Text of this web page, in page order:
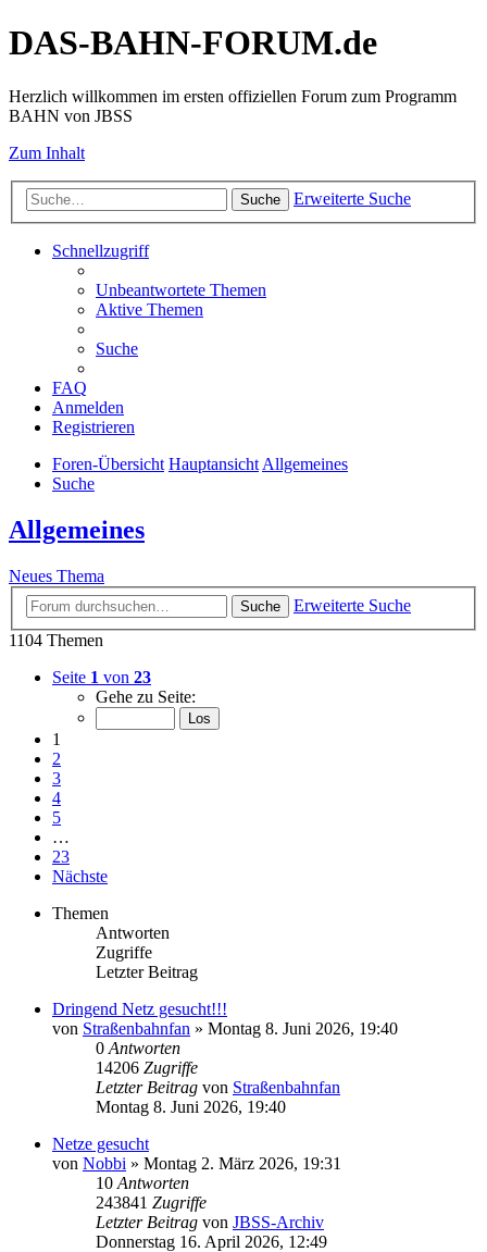
DAS-BAHN-FORUM.de
Herzlich willkommen im ersten offiziellen Forum zum Programm
BAHN von JBSS
Zum Inhalt
Suche Erweiterte Suche
Schnellzugriff
Unbeantwortete Themen
Aktive Themen
Suche
FAQ
Anmelden
Registrieren
Foren-Übersicht HauptansichtAllgemeines
Suche
Allgemeines
Neues Thema
Suche
Erweiterte Suche
1104 Themen
Seite 1 von 23
Gehe zu Seite:
1
2
3
4
5
…
23
Nächste
Themen
Antworten
Zugriffe
Letzter Beitrag
Dringend Netz gesucht!!!
von Straßenbahnfan » Montag 8. Juni 2026, 19:40
0 Antworten
14206 Zugriffe
Letzter Beitrag von Straßenbahnfan
Montag 8. Juni 2026, 19:40
Netze gesucht
von Nobbi » Montag 2. März 2026, 19:31
10 Antworten
243841 Zugriffe
Letzter Beitrag von JBSS-Archiv
Donnerstag 16. April 2026, 12:49